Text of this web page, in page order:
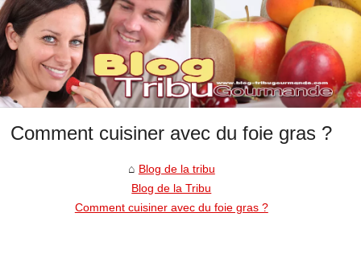
Comment cuisiner avec du foie gras ?
Blog de la tribu
Blog de la Tribu
Comment cuisiner avec du foie gras ?